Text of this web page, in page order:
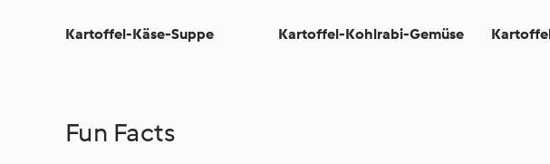
Kartoffel-Käse-Suppe Kartoffel-Kohlrabi-Gemüse
Fun Facts